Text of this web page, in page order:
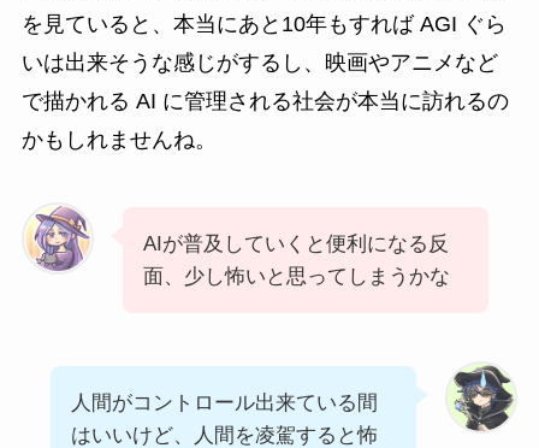
を見ていると、本当にあと10年もすれば AGI ぐら
いは出来そうな感じがするし、映画やアニメなど
で描かれる AI に管理される社会が本当に訪れるの
かもしれませんね。
AIが普及していくと便利になる反
面、少し怖いと思ってしまうかな
人間がコントロール出来ている間
はいいけど、人間を凌駕すると怖